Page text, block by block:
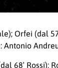
Orfei (dal
Antonio
68′ Rossi);